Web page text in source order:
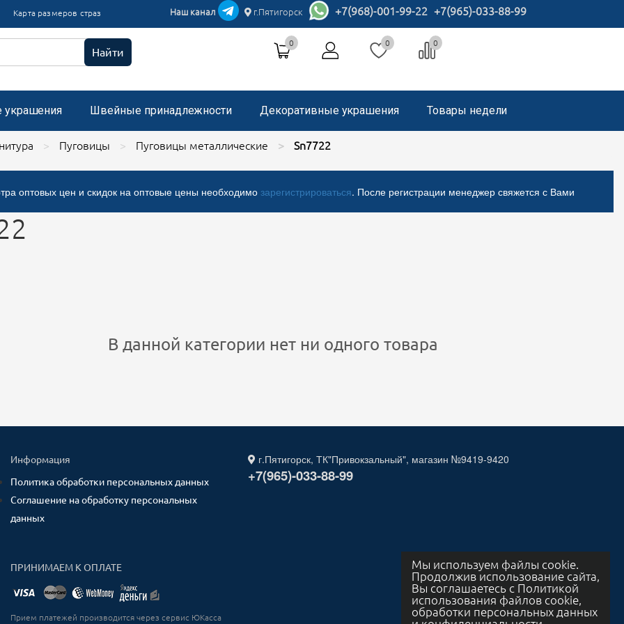
Мы используем файлы cookie.
Продолжив использование сайта,
Вы соглашаетесь с Политикой
использования файлов cookie,
обработки персональных данных
Карта размеров страз Наш канал г.Пятигорск +7(968)-001-99-22 +7(965)-033-88-99
Найти
0 0 0
украшения Швейные принадлежности Декоративные украшения
пришивные с микробисером
стразами, застежка "булавка"
Товары недели
Пуговицы Пуговицы металлические Sn7722
оптовых цен и скидок на оптовые цены необходимо зарегистрироваться. После регистрации менеджер свяжется с Вами
В данной категории нет ни одного товара
Информация
Политика обработки персональных данных
Соглашение на обработку персональных
данных
ПРИНИМАЕМ К ОПЛАТЕ
Прием платежей производится через сервис ЮКасса
г.Пятигорск, ТК"Привокзальный", магазин №9419-9420
+7(965)-033-88-99